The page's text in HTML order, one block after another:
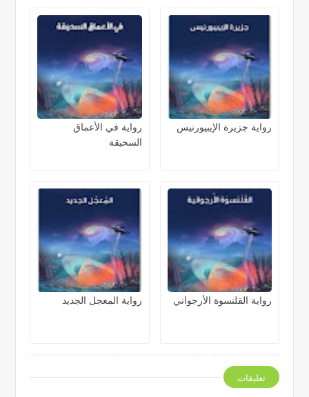
رواية جزيرة الإيبيورنيس
رواية في الأعماق
السحيقة
رواية القلنسوة الأرجواني رواية المعجل الجديد
تعليقات